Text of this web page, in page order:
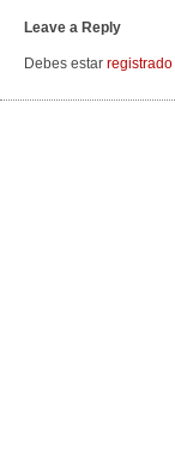
Leave a Reply
Debes estar registrado